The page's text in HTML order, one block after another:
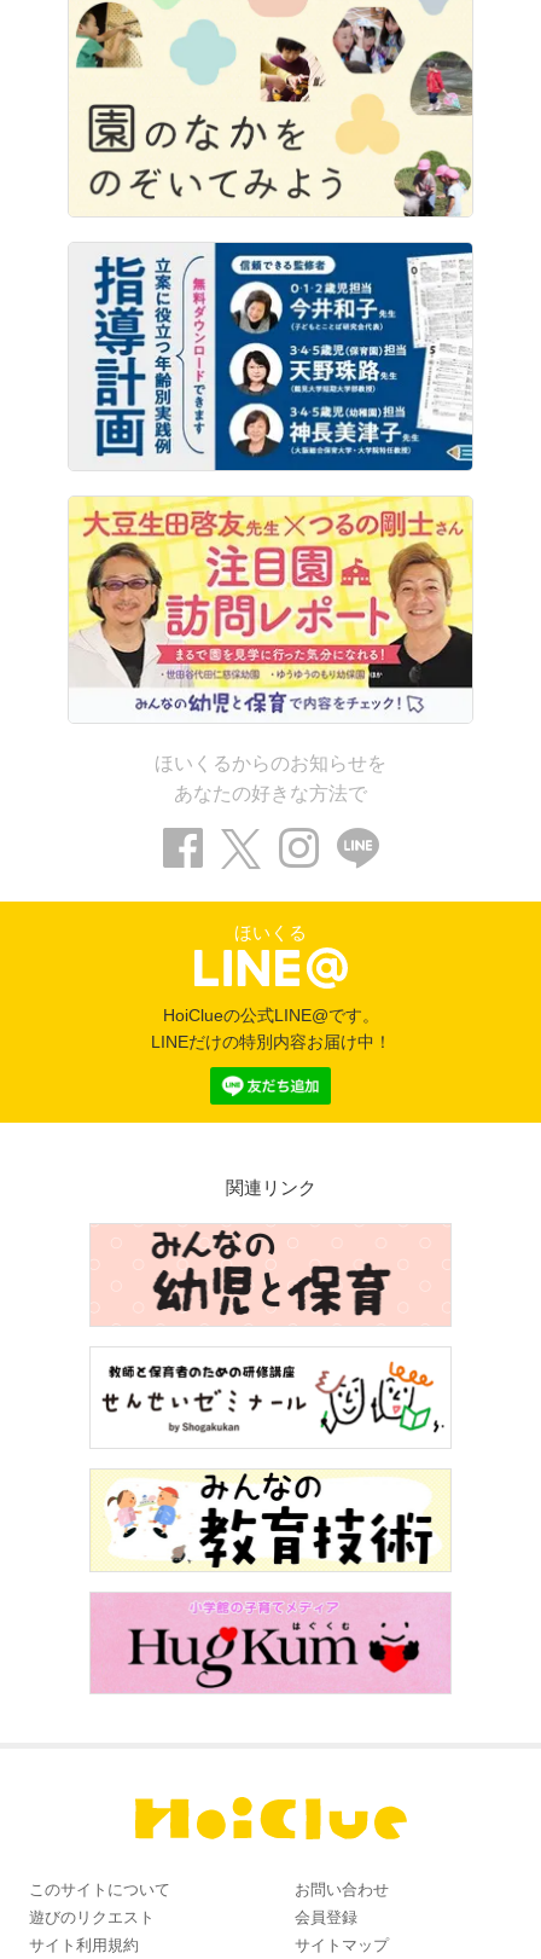
ほいくるからのお知らせを
あなたの好きな方法で
ほいくる
HoiClueの公式LINE@です。
LINEだけの特別内容お届け中！
関連リンク
このサイトについて
お問い合わせ
遊びのリクエスト
会員登録
サイト利用規約
サイトマップ